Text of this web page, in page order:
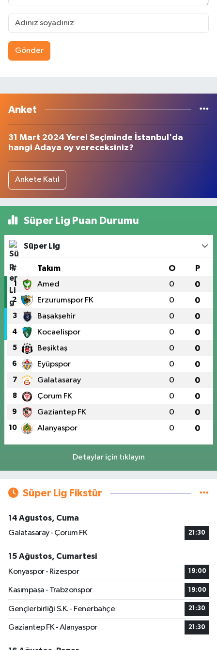
Gönder
Anket
31 Mart 2024 Yerel Seçiminde İstanbul'da
hangi Adaya oy vereceksiniz?
Ankete Katıl
Süper Lig Puan Durumu
Süper Lig
# Takım O P
1 Amed 0 0
2 Erzurumspor FK 0 0
3 Başakşehir 0 0
4 Kocaelispor 0 0
5 Beşiktaş 0 0
6 Eyüpspor 0 0
7 Galatasaray 0 0
8 Çorum FK 0 0
9 Gaziantep FK 0 0
10 Alanyaspor 0 0
Detaylar için tıklayın
Süper Lig Fikstür
14 Ağustos, Cuma
Galatasaray - Çorum FK
21:30
15 Ağustos, Cumartesi
Konyaspor - Rizespor
19:00
Kasımpaşa - Trabzonspor 19:00
Gençlerbirliği S.K. - Fenerbahçe 21:30
Gaziantep FK - Alanyaspor 21:30